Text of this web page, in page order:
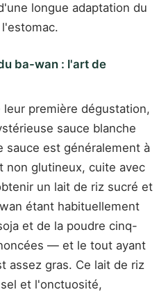
longue adaptation du
ba-wan : l'art de
première dégustation,
sauce blanche
sauce est généralement à
non glutineux, cuite avec
un lait de riz sucré et
étant habituellement
et de la poudre cinq-
— et le tout ayant
assez gras. Ce lait de riz
et l'onctuosité,